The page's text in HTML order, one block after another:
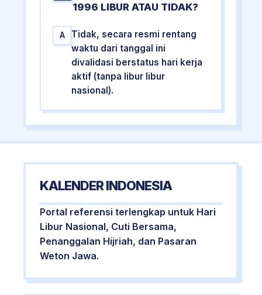
1996 LIBUR ATAU TIDAK?
A
Tidak, secara resmi rentang
waktu dari tanggal ini
divalidasi berstatus hari kerja
aktif (tanpa libur libur
nasional).
KALENDER INDONESIA
Portal referensi terlengkap untuk Hari
Libur Nasional, Cuti Bersama,
Penanggalan Hijriah, dan Pasaran
Weton Jawa.